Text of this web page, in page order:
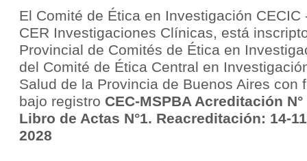
El Comité de Ética en Investigación CECIC
CER Investigaciones Clínicas, está
Provincial de Comités de Ética en
del Comité de Ética Central en
Salud de la Provincia de Buenos Aires con
bajo registro CEC-MSPBA Acreditación
Libro de Actas N°1. Reacreditación: 14-
2028